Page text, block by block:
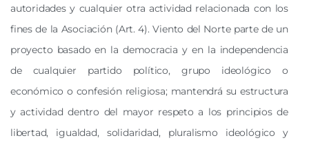
autoridades y cualquier otra actividad relacionada con los
fines de la Asociación (Art. 4). Viento del Norte parte de un
proyecto basado en la democracia y en la independencia
de cualquier partido político, grupo ideológico o
económico o confesión religiosa; mantendrá su estructura
y actividad dentro del mayor respeto a los principios de
libertad, igualdad, solidaridad, pluralismo ideológico y